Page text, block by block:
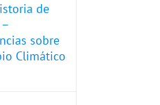
de
sobre
Climático